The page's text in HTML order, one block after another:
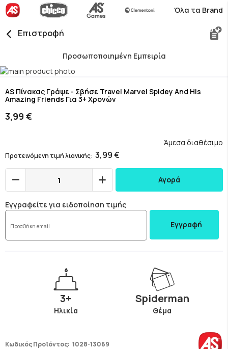
Όλα τα Brand
Επιστροφή
Προσωποποιημένη Εμπειρία
Skip
the
end
of
the
to
the
beginning
of
gallery
AS Πίνακας Γράψε - Σβήσε Travel Marvel Spidey And His
Amazing Friends Για 3+ Χρονών
3,99 €
Προτεινόμενη τιμή λιανικής 3,99 €
Άμεσα διαθέσιμο
Αγορά
Εγγραφείτε για ειδοποίηση τιμής
Εγγραφή
3+
Ηλικία
Spiderman
Θέμα
Κωδικός Προϊόντος: 1028-13069